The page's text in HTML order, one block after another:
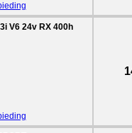
V6 24v RX 400h